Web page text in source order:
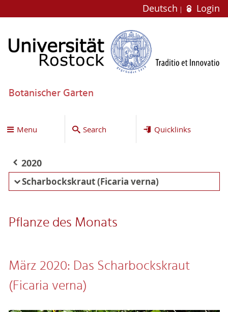
Deutsch Login
Botanischer Garten
Menu Search Quicklinks
2020
Scharbockskraut (Ficaria verna)
Pflanze des Monats
März 2020: Das Scharbockskraut
(Ficaria verna)